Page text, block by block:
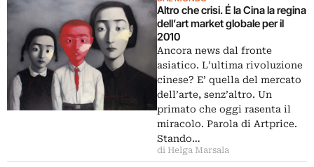
Altro che crisi. É la Cina la regina
dell’art market globale per il
2010
Ancora news dal fronte
asiatico. L’ultima rivoluzione
cinese? E’ quella del mercato
dell’arte, senz’altro. Un
primato che oggi rasenta il
miracolo. Parola di Artprice.
Stando…
di Helga Marsala